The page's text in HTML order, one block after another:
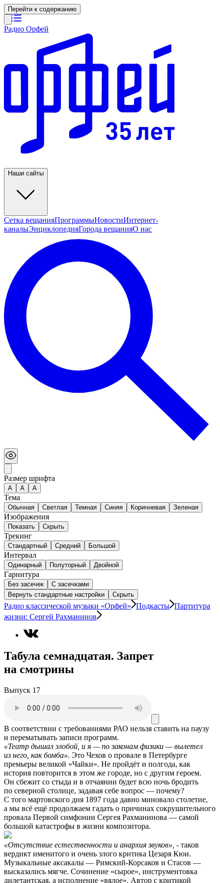
Перейти к содержанию
Радио Орфей
Наши сайты
Сетка вещанияПрограммыНовостиИнтернет-
каналыЭнциклопедияГорода вещанияО нас
Размер шрифта
А A A
Тема
Обычная Светлая Темная Синяя Коричневая Зеленая
Изображения
Показать Скрыть
Трекинг
Стандартный Средний Большой
Интервал
Одинарный Полуторный Двойной
Гарнитура
Без засечек
С засечками
Вернуть стандартные настройки
Скрыть
Радио классической музыки «Орфей» Подкасты Партитура
жизни: Сергей Рахманинов
Табула семнадцатая. Запрет
на смотрины
Выпуск 17
В соответствии с требованиями РАО нельзя ставить на паузу
и перематывать записи программ.
«Театр дышал злобой, и я — по законам физики — вылетел
из него, как бомба». Это Чехов о провале в Петербурге
премьеры великой «Чайки». Не пройдёт и полгода, как
история повторится в этом же городе, но с другим героем.
Он сбежит со стыда и в отчаянии будет всю ночь бродить
по северной столице, задавая себе вопрос — почему?
С того мартовского дня 1897 года давно миновало столетие,
а мы всё ещё продолжаем гадать о причинах сокрушительного
провала Первой симфонии Сергея Рахманинова — самой
большой катастрофы в жизни композитора.
«Отсутствие естественности и анархия звуков», - таков
вердикт именитого и очень злого критика Цезаря Кюи.
Музыкальные аксакалы — Римский-Корсаков и Стасов —
высказались мягче. Сочинение «сырое», инструментовка
дилетантская, а исполнение «вялое». Автор с критикой